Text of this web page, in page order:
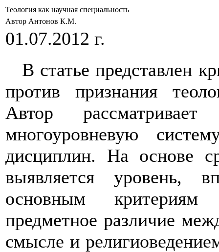
Теология как научная специальность
Автор Антонов К.М.
01.07.2012 г.
В статье представлен
против признания
Автор
многоуровневую
дисциплин. На основе
выявляется уровень,
основным критериям
предметное различие
смысле и